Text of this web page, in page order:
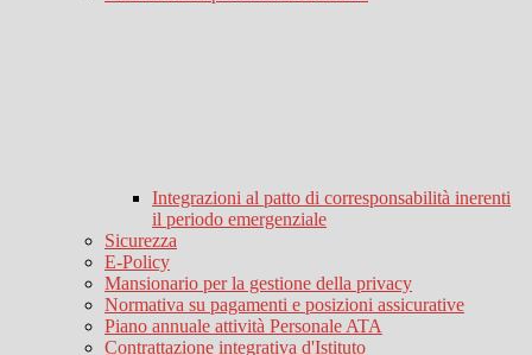
Integrazioni al patto di corresponsabilità inerenti
il periodo emergenziale
Sicurezza
E-Policy
Mansionario per la gestione della privacy
Normativa su pagamenti e posizioni assicurative
Piano annuale attività Personale ATA
Contrattazione integrativa d'Istituto